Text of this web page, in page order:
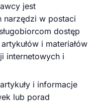
jest
narzędzi w postaci
dostęp
i materiałów
internetowych i
i informacje
lub porad